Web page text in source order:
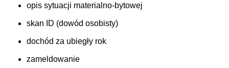
opis sytuacji materialno-bytowej
skan ID (dowód osobisty)
dochód za ubiegły rok
zameldowanie